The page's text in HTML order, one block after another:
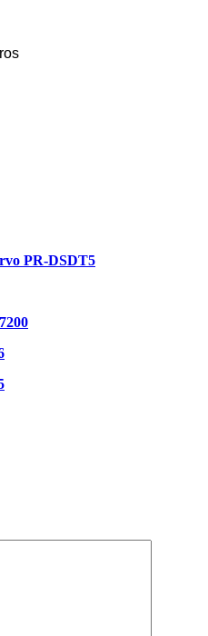
PR-DSDT5